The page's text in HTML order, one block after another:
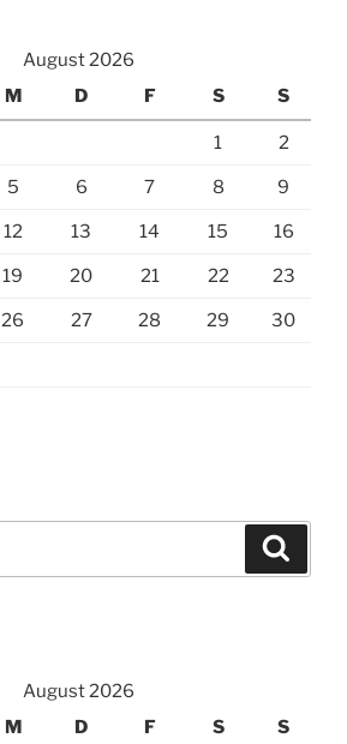
August 2026
M D F S S
1 2
5 6 7 8 9
12 13 14 15 16
19 20 21 22 23
26 27 28 29 30
August 2026
M D F S S